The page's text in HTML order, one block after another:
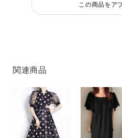
この商品をア
関連商品